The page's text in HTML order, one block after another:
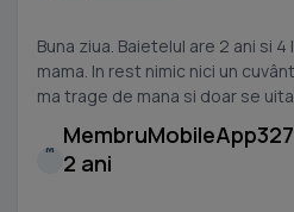
Buna ziua. Baietelul are 2 ani si
mama. In rest nimic nici un
ma trage de mana si doar se
M
2 ani